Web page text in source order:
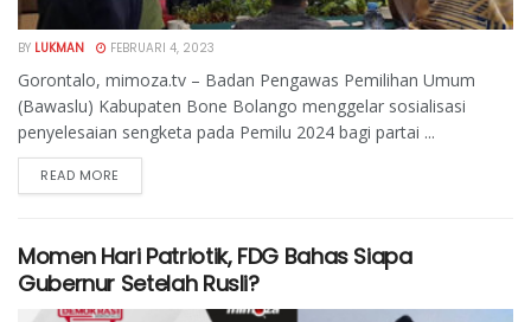
BY LUKMAN FEBRUARI 4, 2023
Gorontalo, mimoza.tv – Badan Pengawas Pemilihan Umum
(Bawaslu) Kabupaten Bone Bolango menggelar sosialisasi
penyelesaian sengketa pada Pemilu 2024 bagi partai ...
READ MORE
Momen Hari Patriotik, FDG Bahas Siapa
Gubernur Setelah Rusli?